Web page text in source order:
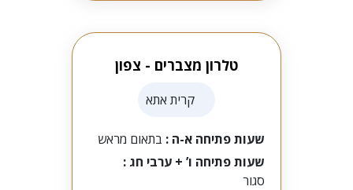
טלרון מצברים - צפון
קרית אתא
שעות פתיחה א-ה : בתאום מראש
שעות פתיחה ו’ + ערבי חג :
סגור